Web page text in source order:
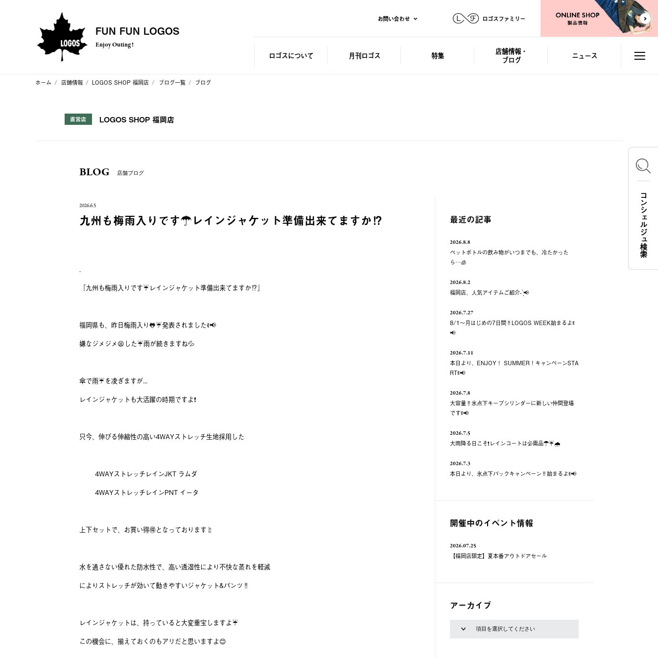
FUN FUN LOGOS
Enjoy Outing !
お問い合わせ ロゴスファミリー
ロゴスについて 月刊ロゴス 特集
店舗情報・
ブログ
ニュース
ホーム 店舗情報 LOGOS SHOP 福岡店 ブログ一覧 ブログ
直営店 LOGOS SHOP 福岡店
BLOG 店舗ブログ
2026.6.5
九州も梅雨入りです☂️レインジャケット準備出来てますか⁉️
．
『九州も梅雨入りです☔️レインジャケット準備出来てますか⁉️』
福岡県も、昨日梅雨入り🐸☔発表されましたꉂ📢
嫌なジメジメ😫した☔️雨が続きますね💦
傘で雨☔️を凌ぎますが...
レインジャケットも大活躍の時期ですよ❗️
只今、伸びる伸縮性の高い4WAYストレッチ生地採用した
4WAYストレッチレインJKT ラムダ
4WAYストレッチレインPNT イータ
上下セットで、お買い得🉐となっております☝️
水を通さない優れた防水性で、高い透湿性により不快な蒸れを軽減
によりストレッチが効いて動きやすいジャケット&パンツ‼️
レインジャケットは、持っていると大変重宝しますよ☔️
この機会に、揃えておくのもアリだと思いますよ😊
最近の記事
2026.8.8
ペットボトルの飲み物がいつまでも、冷たかった
ら…🧊
2026.8.2
福岡店、人気アイテムご紹介- ̗̀📢
2026.7.27
8/1～月はじめの7日間‼️LOGOS WEEK始まるよꉂ
📢
2026.7.11
本日より、ENJOY！ SUMMER！キャンペーンSTA
RTꉂ📢
2026.7.8
大容量‼️氷点下キープシリンダーに新しい仲間登場
ですꉂ📢
2026.7.5
大雨降る日こそ❗️レインコートは必需品☂️☔️🌧
2026.7.3
本日より、氷点下パックキャンペーン‼️始まるよꉂ📢
開催中のイベント情報
2026.07.25
【福岡店限定】夏本番アウトドアセール
アーカイブ
コンシェルジュ検索